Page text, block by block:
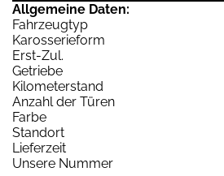
Allgemeine Daten:
Fahrzeugtyp
Karosserieform
Erst-Zul.
Getriebe
Kilometerstand
Anzahl der Türen
Farbe
Standort
Lieferzeit
Unsere Nummer